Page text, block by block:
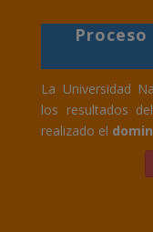
La Universidad
los resultados del
realizado el